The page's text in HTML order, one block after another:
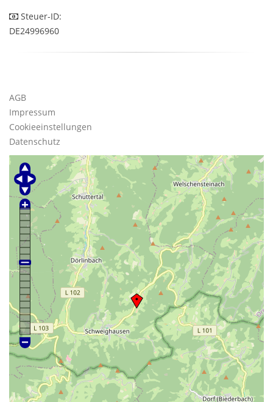
Steuer-ID:
DE24996960
AGB
Impressum
Cookieeinstellungen
Datenschutz